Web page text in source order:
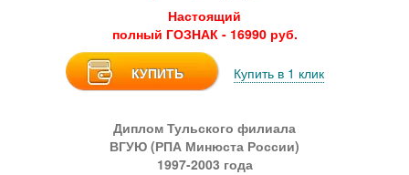
Настоящий
полный ГОЗНАК - 16990 руб.
КУПИТЬ Купить в 1 клик
Диплом Тульского филиала
ВГУЮ (РПА Минюста России)
1997-2003 года